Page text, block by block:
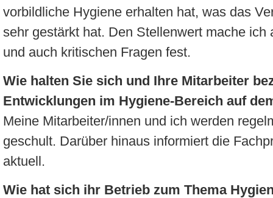
vorbildliche Hygiene erhalten hat, was das
sehr gestärkt hat. Den Stellenwert mache ich
und auch kritischen Fragen fest.
Wie halten Sie sich und Ihre Mitarbeiter
Entwicklungen im Hygiene-Bereich auf
Meine Mitarbeiter/innen und ich werden
geschult. Darüber hinaus informiert die
aktuell.
Wie hat sich ihr Betrieb zum Thema